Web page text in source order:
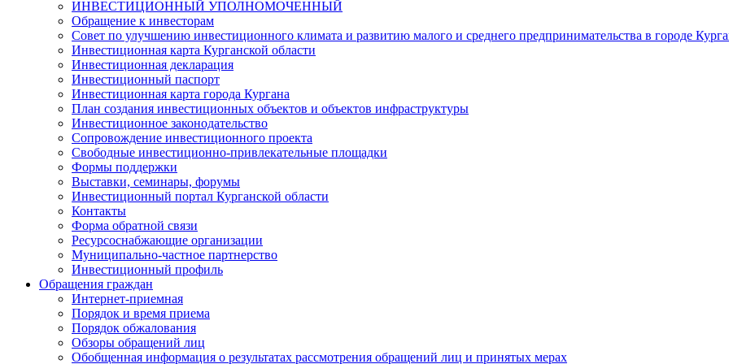
ИНВЕСТИЦИОННЫЙ УПОЛНОМОЧЕННЫЙ
Обращение к инвесторам
Совет по улучшению инвестиционного климата и развитию малого и среднего предпринимательства в городе
Инвестиционная карта Курганской области
Инвестиционная декларация
Инвестиционный паспорт
Инвестиционная карта города Кургана
План создания инвестиционных объектов и объектов инфраструктуры
Инвестиционное законодательство
Сопровождение инвестиционного проекта
Свободные инвестиционно-привлекательные площадки
Формы поддержки
Выставки, семинары, форумы
Инвестиционный портал Курганской области
Контакты
Форма обратной связи
Ресурсоснабжающие организации
Муниципально-частное партнерство
Инвестиционный профиль
Обращения граждан
Интернет-приемная
Порядок и время приема
Порядок обжалования
Обзоры обращений лиц
Обобщенная информация о результатах рассмотрения обращений лиц и принятых мерах